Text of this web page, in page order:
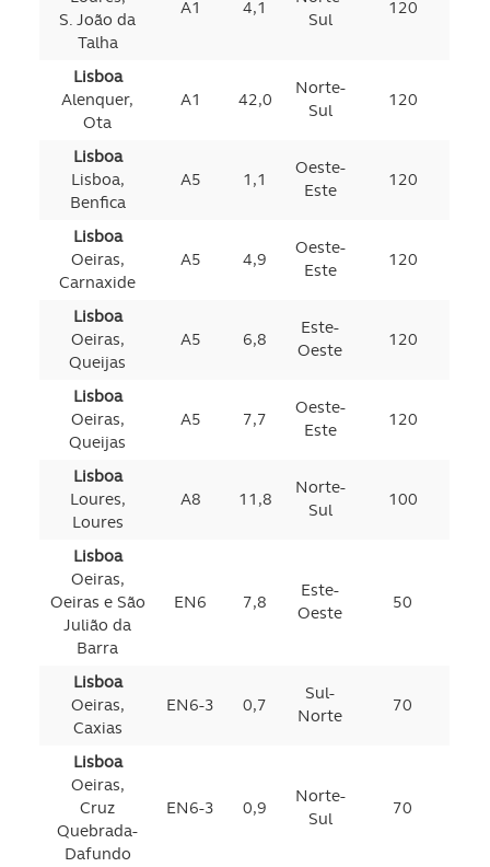
S. João da
Talha
A1 4,1
Sul
120
Lisboa
Alenquer,
Ota
A1 42,0
Norte-
Sul
120
Lisboa
Lisboa,
Benfica
A5 1,1
Oeste-
Este
120
Lisboa
Oeiras,
Carnaxide
A5 4,9
Oeste-
Este
120
Lisboa
Oeiras,
Queijas
A5 6,8
Este-
Oeste
120
Lisboa
Oeiras,
Queijas
A5 7,7
Oeste-
Este
120
Lisboa
Loures,
Loures
A8 11,8
Norte-
Sul
100
Lisboa
Oeiras,
Oeiras e São
Julião da
Barra
EN6 7,8
Este-
Oeste
50
Lisboa
Oeiras,
Caxias
EN6-3 0,7
Sul-
Norte
70
Lisboa
Oeiras,
Cruz
Quebrada-
Dafundo
EN6-3 0,9
Norte-
Sul
70